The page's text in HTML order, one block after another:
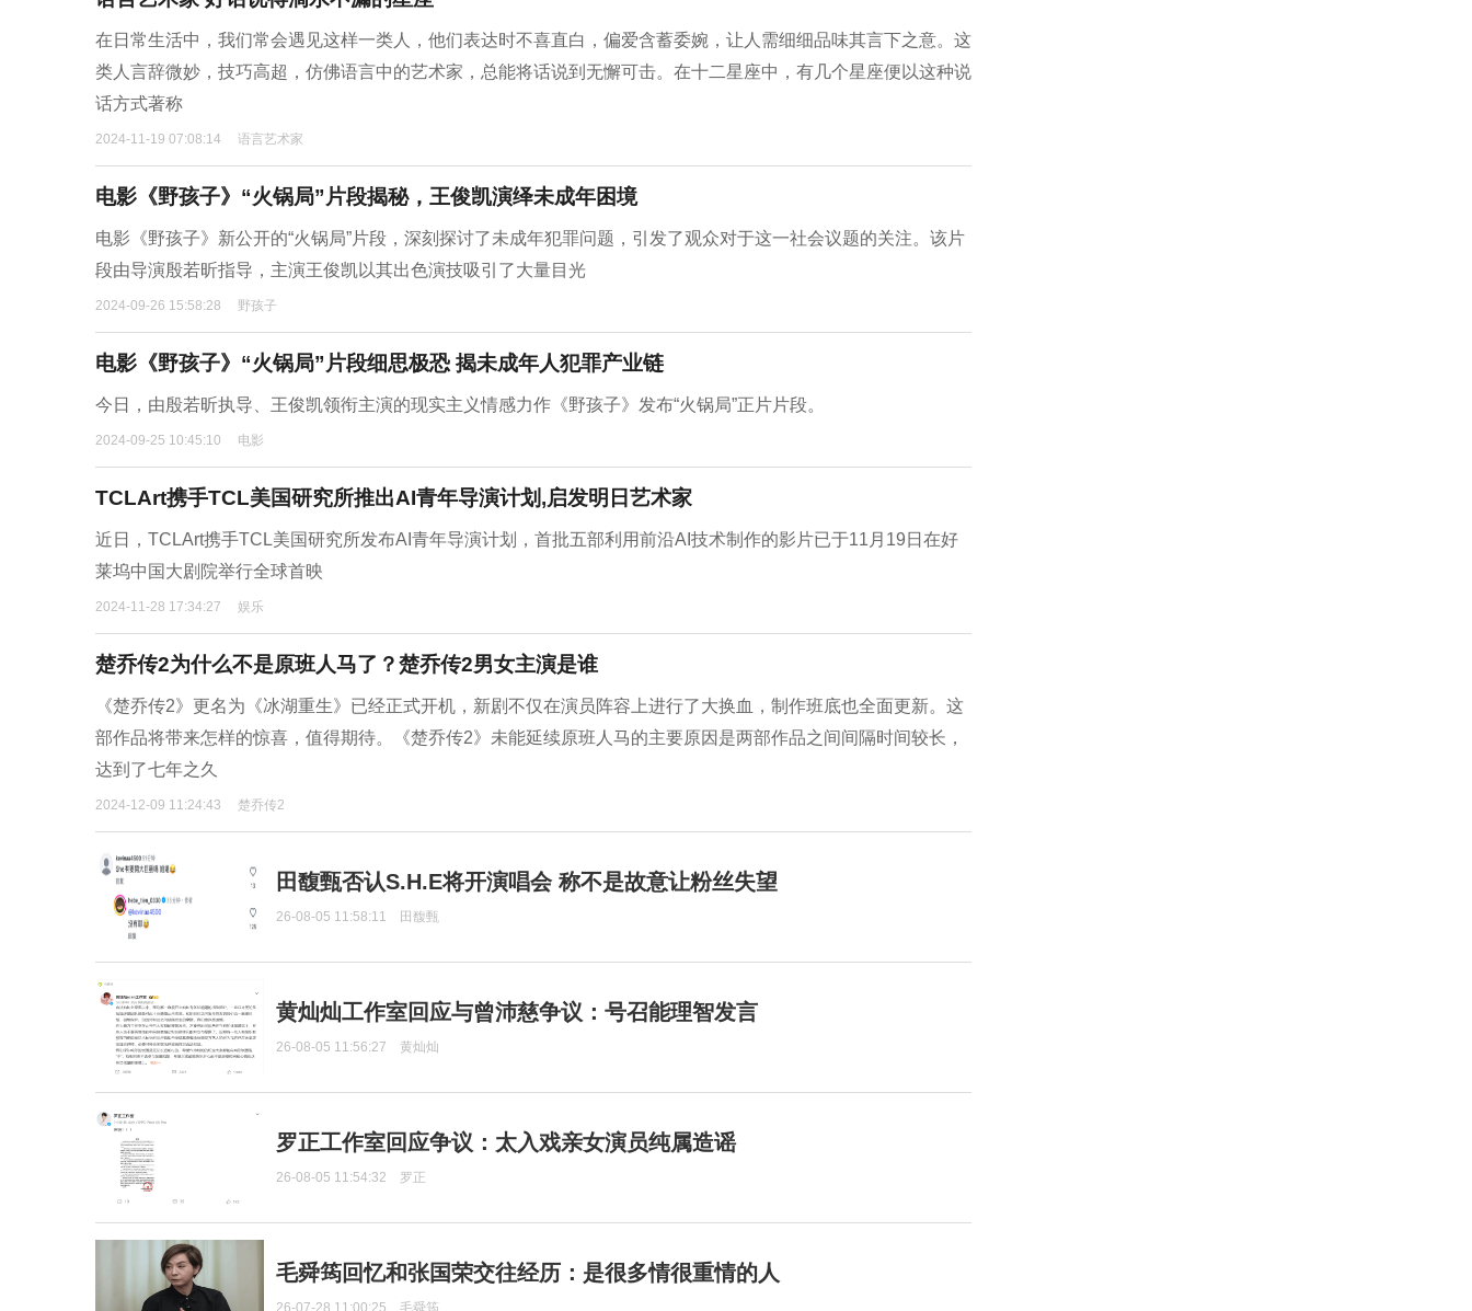
在日常生活中，我们常会遇见这样一类人，他们表达时不喜直白，偏爱含蓄委婉，让人需细细品味其言下之意。这
类人言辞微妙，技巧高超，仿佛语言中的艺术家，总能将话说到无懈可击。在十二星座中，有几个星座便以这种说
话方式著称
2024-11-19 07:08:14 语言艺术家
电影《野孩子》“火锅局”片段揭秘，王俊凯演绎未成年困境
电影《野孩子》新公开的“火锅局”片段，深刻探讨了未成年犯罪问题，引发了观众对于这一社会议题的关注。该片
段由导演殷若昕指导，主演王俊凯以其出色演技吸引了大量目光
2024-09-26 15:58:28 野孩子
电影《野孩子》“火锅局”片段细思极恐 揭未成年人犯罪产业链
今日，由殷若昕执导、王俊凯领衔主演的现实主义情感力作《野孩子》发布“火锅局”正片片段。
2024-09-25 10:45:10 电影
TCLArt携手TCL美国研究所推出AI青年导演计划,启发明日艺术家
近日，TCLArt携手TCL美国研究所发布AI青年导演计划，首批五部利用前沿AI技术制作的影片已于11月19日在好
莱坞中国大剧院举行全球首映
2024-11-28 17:34:27 娱乐
楚乔传2为什么不是原班人马了？楚乔传2男女主演是谁
《楚乔传2》更名为《冰湖重生》已经正式开机，新剧不仅在演员阵容上进行了大换血，制作班底也全面更新。这
部作品将带来怎样的惊喜，值得期待。《楚乔传2》未能延续原班人马的主要原因是两部作品之间间隔时间较长，
达到了七年之久
2024-12-09 11:24:43 楚乔传2
田馥甄否认S.H.E将开演唱会 称不是故意让粉丝失望
26-08-05 11:58:11 田馥甄
黄灿灿工作室回应与曾沛慈争议：号召能理智发言
26-08-05 11:56:27 黄灿灿
罗正工作室回应争议：太入戏亲女演员纯属造谣
26-08-05 11:54:32 罗正
毛舜筠回忆和张国荣交往经历：是很多情很重情的人
26-07-28 11:00:25 毛舜筠